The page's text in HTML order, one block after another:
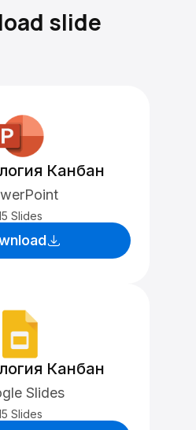
slide
Канбан
Slides
Канбан
Slides
Slides